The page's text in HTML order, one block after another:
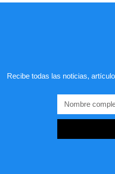
Recibe todas las noticias,